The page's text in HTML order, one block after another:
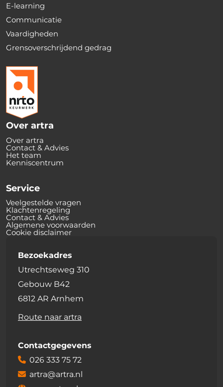
E-learning
Communicatie
Vaardigheden
Grensoverschrijdend gedrag
Over artra
Over artra
Contact & Advies
Het team
Kenniscentrum
Service
Veelgestelde vragen
Klachtenregeling
Contact & Advies
Algemene voorwaarden
Cookie disclaimer
Bezoekadres
Utrechtseweg 310
Gebouw B42
6812 AR Arnhem
Route naar artra
Contactgegevens
026 333 75 72
artra@artra.nl